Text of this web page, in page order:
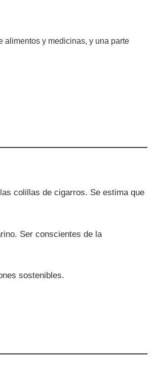
alimentos y medicinas, y una parte
colillas de cigarros. Se estima que
Ser conscientes de la
sostenibles.